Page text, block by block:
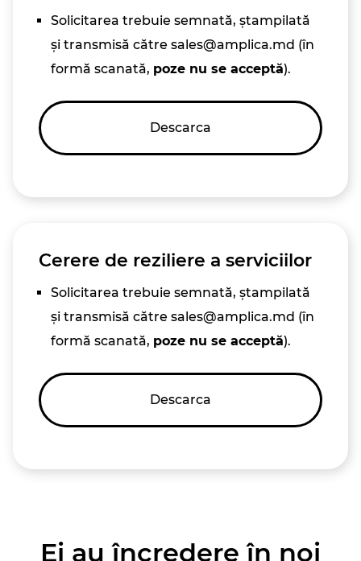
Solicitarea trebuie semnată, ștampilată
și transmisă către sales@amplica.md (în
formă scanată, poze nu se acceptă).
Descarca
Cerere de reziliere a serviciilor
Solicitarea trebuie semnată, ștampilată
și transmisă către sales@amplica.md (în
formă scanată, poze nu se acceptă).
Descarca
Ei au încredere în noi